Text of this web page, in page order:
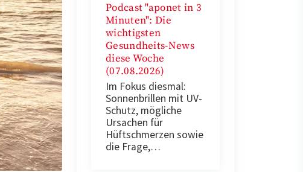
Podcast "aponet in 3
Minuten": Die
wichtigsten
Gesundheits-News
diese Woche
(07.08.2026)
Im Fokus diesmal:
Sonnenbrillen mit UV-
Schutz, mögliche
Ursachen für
Hüftschmerzen sowie
die Frage,…